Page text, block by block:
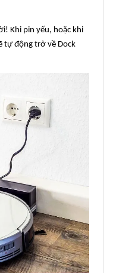
Khi pin yếu, hoặc khi
tự động trở về Dock